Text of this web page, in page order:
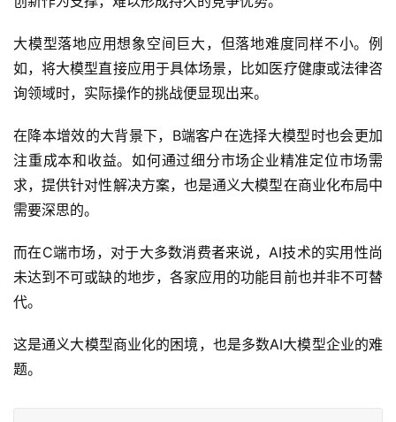
元/千tokens，直降97%。
这也深层次反应了大模型厂商在技术、市场和战略等多方面
的竞争到来。从商业化的角度来说，纯粹的价格战能在短期
吸引用户，形成头部的虹吸效应，但长期选择上，没有技术
创新作为支撑，难以形成持久的竞争优势。
大模型落地应用想象空间巨大，但落地难度同样不小。例
如，将大模型直接应用于具体场景，比如医疗健康或法律咨
在降本增效的大背景下，B端客户在选择大模型时也会更加
注重成本和收益。如何通过细分市场企业精准定位市场需
需要深思的。
未达到不可或缺的地步，各家应用的功能目前也并非不可替